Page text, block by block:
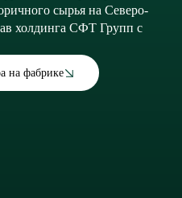
сырья на Северо-
холдинга СФТ Групп с
на фабрике